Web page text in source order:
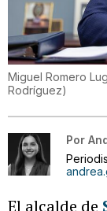
Miguel Romero
Rodríguez)
Por
El alcalde de